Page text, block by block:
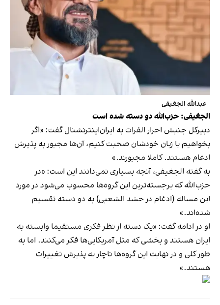
عبدالله الجغیفی
الجغیفی: حزب‌الله دو دسته شده است
دبیرکل جنبش احرار الفرات به ایران‌اینترنشنال گفت: «اگر
بخواهیم با زبان خودشان صحبت کنیم، آن‌ها مجبور به پذیرش
ادغام هستند. کاملا مجبورند.»
به گفته الجغیفی، آنچه بسیاری نمی‌دانند این است: «در
حزب‌الله که برجسته‌ترین این گروه‌ها محسوب می‌شود در مورد
این مساله (ادغام در حشد الشعبی) به دو دسته تقسیم
شده‌اند.»
او در ادامه گفت: «یک دسته از نظر فکری مستقیما وابسته به
ایران هستند و بخشی که مثل آمریکایی‌ها فکر می‌کنند. اما به
طور کلی و در نهایت این گروه‌ها ناچار به پذیرش تغییرات
هستند.»